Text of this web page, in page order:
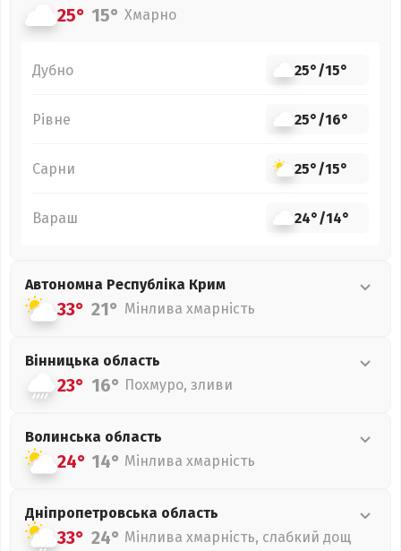
25° 15° Хмарно
Дубно 25°/15°
Рівне 25°/16°
Сарни 25°/15°
Вараш 24°/14°
Автономна Республіка Крим
33° 21° Мінлива хмарність
Вінницька область
23° 16° Похмуро, зливи
Волинська область
24° 14° Мінлива хмарність
Дніпропетровська область
33° 24° Мінлива хмарність, слабкий дощ